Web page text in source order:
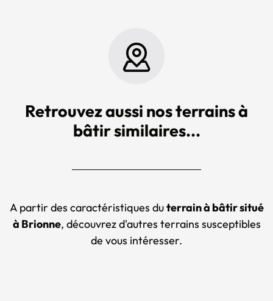
Retrouvez aussi nos terrains à
bâtir similaires...
A partir des caractéristiques duterrain à bâtir situé
à Brionne, découvrez d'autres terrains susceptibles
de vous intéresser.